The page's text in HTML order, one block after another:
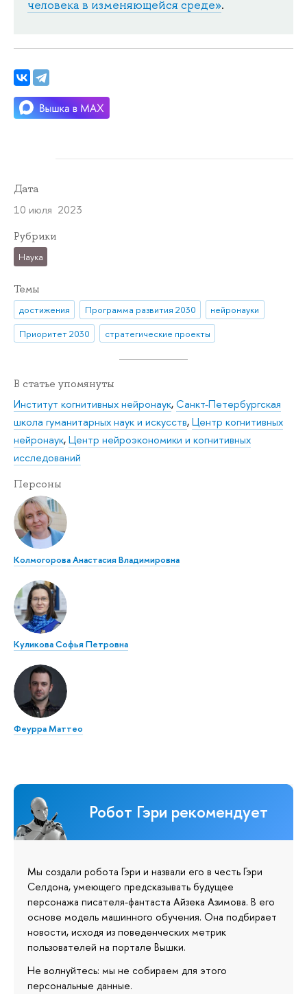
человека в изменяющейся среде».
Дата
10 июля 2023
Рубрики
Наука
Темы
достижения Программа развития 2030
нейронауки
Приоритет 2030
стратегические проекты
В статье упомянуты
Институт когнитивных нейронаук,Санкт-Петербургская
школа гуманитарных наук и искусств,Центр когнитивных
нейронаук,Центр нейроэкономики и когнитивных
исследований
Персоны
Колмогорова Анастасия Владимировна
Куликова Софья Петровна
Феурра Маттео
Робот Гэри рекомендует
Мы создали робота Гэри и назвали его в честь Гэри
Селдона, умеющего предсказывать будущее
персонажа писателя-фантаста Айзека Азимова. В его
основе модель машинного обучения. Она подбирает
новости, исходя из поведенческих метрик
пользователей на портале Вышки.
Не волнуйтесь: мы не собираем для этого
персональные данные.